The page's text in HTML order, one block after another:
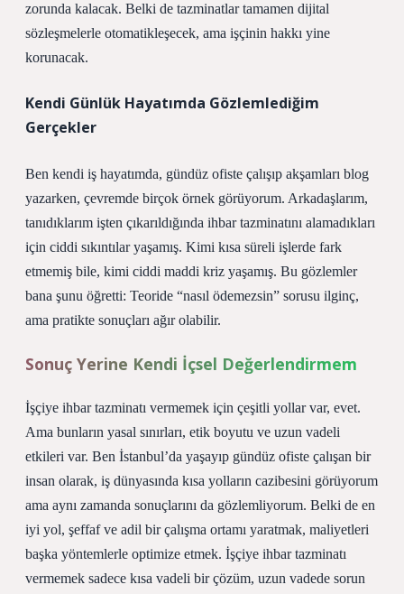
zorunda kalacak. Belki de tazminatlar tamamen dijital
sözleşmelerle otomatikleşecek, ama işçinin hakkı yine
korunacak.
Kendi Günlük Hayatımda Gözlemlediğim
Gerçekler
Ben kendi iş hayatımda, gündüz ofiste çalışıp akşamları blog
yazarken, çevremde birçok örnek görüyorum. Arkadaşlarım,
tanıdıklarım işten çıkarıldığında ihbar tazminatını alamadıkları
için ciddi sıkıntılar yaşamış. Kimi kısa süreli işlerde fark
etmemiş bile, kimi ciddi maddi kriz yaşamış. Bu gözlemler
bana şunu öğretti: Teoride “nasıl ödemezsin” sorusu ilginç,
ama pratikte sonuçları ağır olabilir.
Sonuç Yerine Kendi İçsel Değerlendirmem
İşçiye ihbar tazminatı vermemek için çeşitli yollar var, evet.
Ama bunların yasal sınırları, etik boyutu ve uzun vadeli
etkileri var. Ben İstanbul’da yaşayıp gündüz ofiste çalışan bir
insan olarak, iş dünyasında kısa yolların cazibesini görüyorum
ama aynı zamanda sonuçlarını da gözlemliyorum. Belki de en
iyi yol, şeffaf ve adil bir çalışma ortamı yaratmak, maliyetleri
başka yöntemlerle optimize etmek. İşçiye ihbar tazminatı
vermemek sadece kısa vadeli bir çözüm, uzun vadede sorun